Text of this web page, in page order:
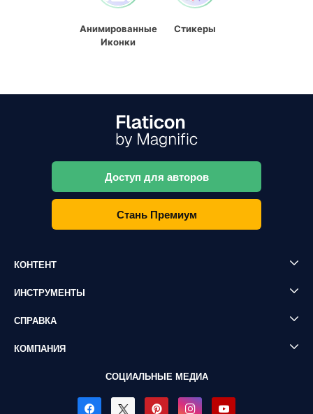
Анимированные
Иконки
Стикеры
Доступ для авторов
Стань Премиум
КОНТЕНТ
ИНСТРУМЕНТЫ
СПРАВКА
КОМПАНИЯ
СОЦИАЛЬНЫЕ МЕДИА